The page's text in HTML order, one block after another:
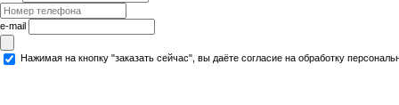
e-mail
Нажимая на кнопку "заказать сейчас", вы даёте согласие на обработку